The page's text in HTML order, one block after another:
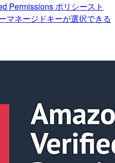
Permissions ポリシースト
マネージドキーが選択できる